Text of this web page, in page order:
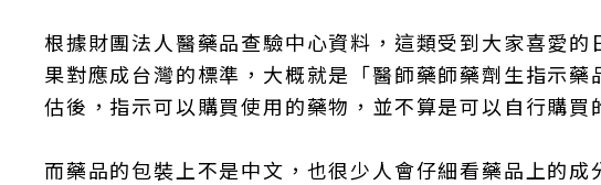
根據財團法人醫藥品查驗中心資料，這類受到大家喜愛的
果對應成台灣的標準，大概就是「醫師藥師藥劑生指示
估後，指示可以購買使用的藥物，並不算是可以自行購買
而藥品的包裝上不是中文，也很少人會仔細看藥品上的成